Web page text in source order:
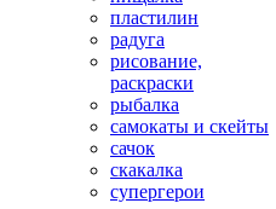
пластилин
радуга
рисование,
раскраски
рыбалка
самокаты и скейты
сачок
скакалка
супергерои